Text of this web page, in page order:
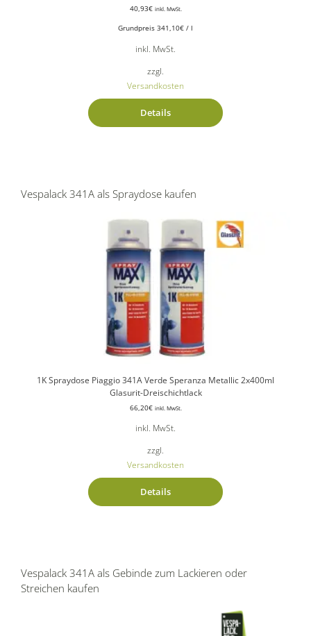
40,93€ inkl. MwSt.
Grundpreis 341,10€ / l
inkl. MwSt.
zzgl.
Versandkosten
Details
Vespalack 341A als Spraydose kaufen
1K Spraydose Piaggio 341A Verde Speranza Metallic 2x400ml
Glasurit-Dreischichtlack
66,20€ inkl. MwSt.
inkl. MwSt.
zzgl.
Versandkosten
Details
Vespalack 341A als Gebinde zum Lackieren oder
Streichen kaufen